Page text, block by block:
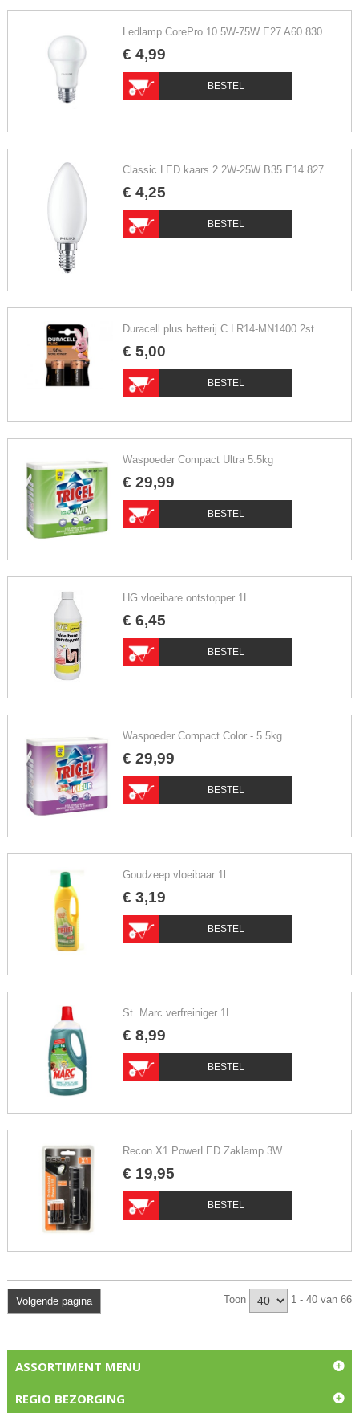
€ 4,99
BESTEL
€ 4,25
BESTEL
Duracell plus batterij C LR14-MN1400 2st.
€ 5,00
BESTEL
Waspoeder Compact Ultra 5.5kg
€ 29,99
BESTEL
HG vloeibare ontstopper 1L
€ 6,45
BESTEL
Waspoeder Compact Color - 5.5kg
€ 29,99
BESTEL
Goudzeep vloeibaar 1l.
€ 3,19
BESTEL
St. Marc verfreiniger 1L
€ 8,99
BESTEL
Recon X1 PowerLED Zaklamp 3W
€ 19,95
BESTEL
Volgende pagina Toon 1 - 40 van 66
ASSORTIMENT MENU
REGIO BEZORGING